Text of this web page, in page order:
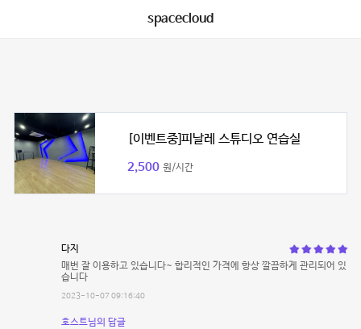
spacecloud
[이벤트중]피날레 스튜디오 연습실
2,500 원/시간
다지
매번 잘 이용하고 있습니다~ 합리적인 가격에 항상 깔끔하게 관리되어 있
습니다
2023-10-07 09:16:40
호스트님의 답글